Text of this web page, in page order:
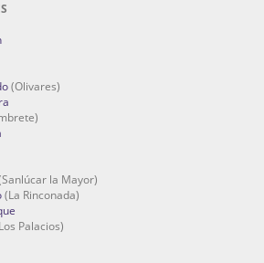
(Olivares)
la Mayor)
(La Rinconada)
Palacios)